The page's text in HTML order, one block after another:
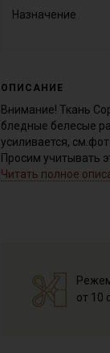
Назначение
ОПИСАНИЕ
Внимание! Ткань
бледные белесые
усиливается,
Просим учитывать
высушите в 1 слой
первой стирке.
Читать полное
от 10